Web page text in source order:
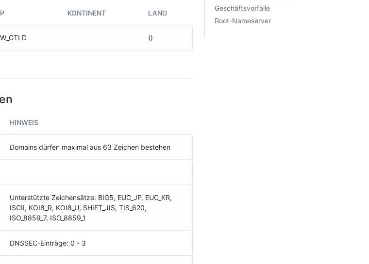
KONTINENT LAND
()
HINWEIS
Domains dürfen maximal aus 63 Zeichen bestehen
Unterstützte Zeichensätze: BIG5, EUC_JP, EUC_KR,
ISCII, KOI8_R, KOI8_U, SHIFT_JIS, TIS_620,
ISO_8859_7, ISO_8859_1
DNSSEC-Einträge: 0 - 3
Geschäftsvorfälle
Root-Nameserver